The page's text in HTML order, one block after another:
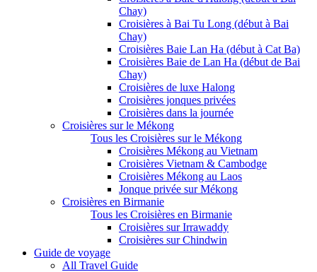
Chay)
Croisières à Bai Tu Long (début à Bai
Chay)
Croisières Baie Lan Ha (début à Cat Ba)
Croisières Baie de Lan Ha (début de Bai
Chay)
Croisières de luxe Halong
Croisières jonques privées
Croisières dans la journée
Croisières sur le Mékong
Tous les Croisières sur le Mékong
Croisières Mékong au Vietnam
Croisières Vietnam & Cambodge
Croisières Mékong au Laos
Jonque privée sur Mékong
Croisières en Birmanie
Tous les Croisières en Birmanie
Croisières sur Irrawaddy
Croisières sur Chindwin
Guide de voyage
All Travel Guide